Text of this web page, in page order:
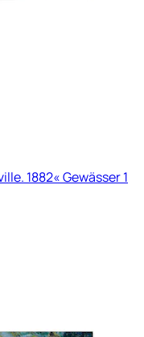
1882« Gewässer 1